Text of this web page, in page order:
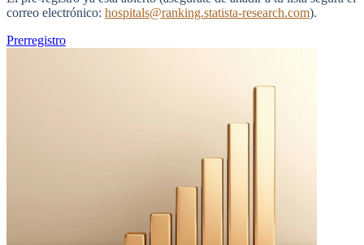
correo electrónico: hospitals@ranking.statista-research.com).
Prerregistro